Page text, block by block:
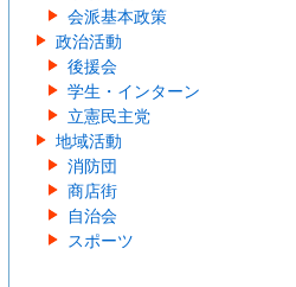
会派基本政策
政治活動
後援会
学生・インターン
立憲民主党
地域活動
消防団
商店街
自治会
スポーツ